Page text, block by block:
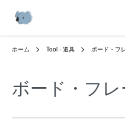
ホーム Tool - 道具 ボード・フ
ボード・フ